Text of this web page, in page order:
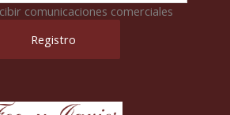
comunicaciones comerciales